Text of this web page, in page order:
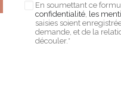
En soumettant ce
confidentialité, les
saisies soient
demande, et de la
découler.*